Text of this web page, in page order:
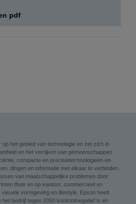
pdf
op het gebied van technologie en zet zich in
en het verrijken van gemeenschappen
compacte en precisietechnologieën en
dingen en informatie met elkaar te verbinden.
van maatschappelijke problemen door
thuis en op kantoor, commercieel en
visuele vormgeving en lifestyle. Epson heeft
bedrijf tegen 2050 koolstofnegatief is en